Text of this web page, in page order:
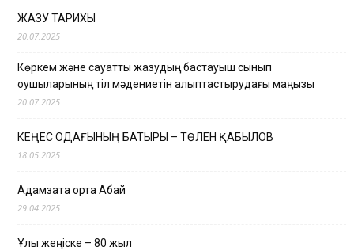
ЖАЗУ ТАРИХЫ
20.07.2025
Көркем және сауатты жазудың бастауыш сынып
оқушыларының тіл мәдениетін қалыптастырудағы маңызы
20.07.2025
КЕҢЕС ОДАҒЫНЫҢ БАТЫРЫ – ТӨЛЕН ҚАБЫЛОВ
18.05.2025
Адамзатқа ортақ Абай
29.04.2025
Ұлы жеңіске – 80 жыл